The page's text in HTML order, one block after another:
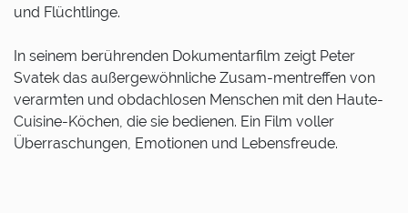
und Flüchtlinge.
In seinem berührenden Dokumentarfilm zeigt Peter
Svatek das außergewöhnliche Zusam-mentreffen von
verarmten und obdachlosen Menschen mit den Haute-
Cuisine-Köchen, die sie bedienen. Ein Film voller
Überraschungen, Emotionen und Lebensfreude.